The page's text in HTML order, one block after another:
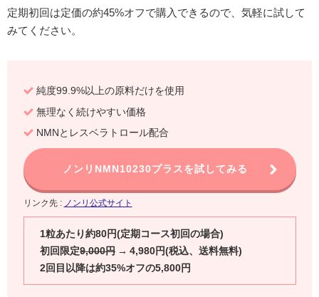
定期初回は定価の約45%オフで購入できるので、気軽に試して
みてください。
純度99.9%以上の原料だけを使用
無理なく続けやすい価格
NMNとレスベラトロール配合
ノンリNMN10230プラスを試してみる
リンク先 : ノンリ公式サイト
1粒あたり約80円(定期コース初回の場合)
初回限定9,000円 → 4,980円(税込、送料無料)
2回目以降は約35%オフの5,800円